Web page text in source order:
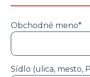
Obchodné meno*
Sídlo (ulica, mesto,